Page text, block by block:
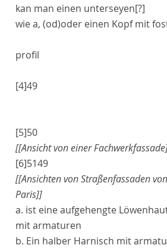
kan man einen unterseyen[?]
wiea, (od)oder einen Kopf mit
profil
[4]49
[5]50
[[Ansicht von einer
[6]5149
[[Ansichten von Straßenfassaden
Paris]]
a. ist eine aufgehengte
mitarmaturen
b. Ein halber Harnisch mit